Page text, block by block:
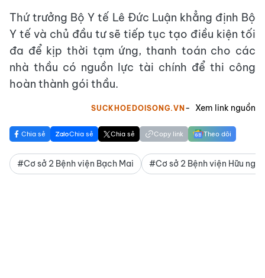
Thứ trưởng Bộ Y tế Lê Đức Luận khẳng định Bộ
Y tế và chủ đầu tư sẽ tiếp tục tạo điều kiện tối
đa để kịp thời tạm ứng, thanh toán cho các
nhà thầu có nguồn lực tài chính để thi công
hoàn thành gói thầu.
SUCKHOEDOISONG.VN Xem link nguồn
Chia sẻ Chia sẻ Chia sẻ Copy link Theo dõi
#Cơ sở 2 Bệnh viện Bạch Mai #Cơ sở 2 Bệnh viện Hữu